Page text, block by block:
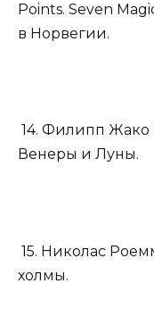
Points. Seven
в Норвегии.
14. Филипп
Венеры и Луны.
15. Николас
холмы.